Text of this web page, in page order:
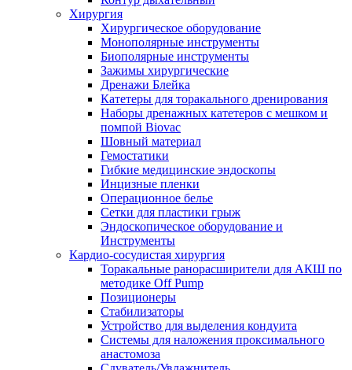
Хирургия
Хирургическое оборудование
Монополярные инструменты
Биополярные инструменты
Зажимы хирургические
Дренажи Блейка
Катетеры для торакального дренирования
Наборы дренажных катетеров с мешком и
помпой Biovac
Шовный материал
Гемостатики
Гибкие медицинские эндоскопы
Инцизные пленки
Операционное белье
Сетки для пластики грыж
Эндоскопическое оборудование и
Инструменты
Кардио-сосудистая хирургия
Торакальные ранорасширители для АКШ по
методике Off Pump
Позиционеры
Стабилизаторы
Устройство для выделения кондуита
Системы для наложения проксимального
анастомоза